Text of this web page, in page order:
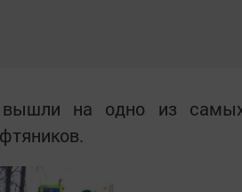
вышли на одно из